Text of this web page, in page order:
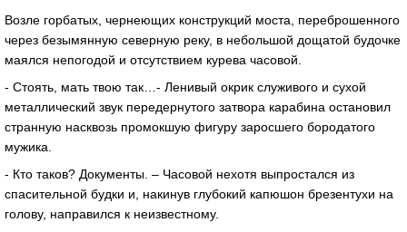
Возле горбатых, чернеющих конструкций моста, переброшенного
через безымянную северную реку, в небольшой дощатой будочке
маялся непогодой и отсутствием курева часовой.
- Стоять, мать твою так…- Ленивый окрик служивого и сухой
металлический звук передернутого затвора карабина остановил
странную насквозь промокшую фигуру заросшего бородатого
мужика.
- Кто таков? Документы. – Часовой нехотя выпростался из
спасительной будки и, накинув глубокий капюшон брезентухи на
голову, направился к неизвестному.